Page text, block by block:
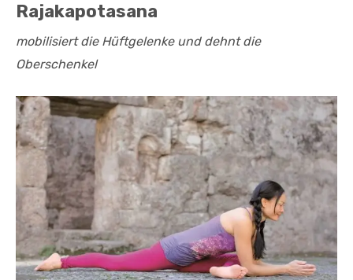
Rajakapotasana
mobilisiert die Hüftgelenke und dehnt die
Oberschenkel